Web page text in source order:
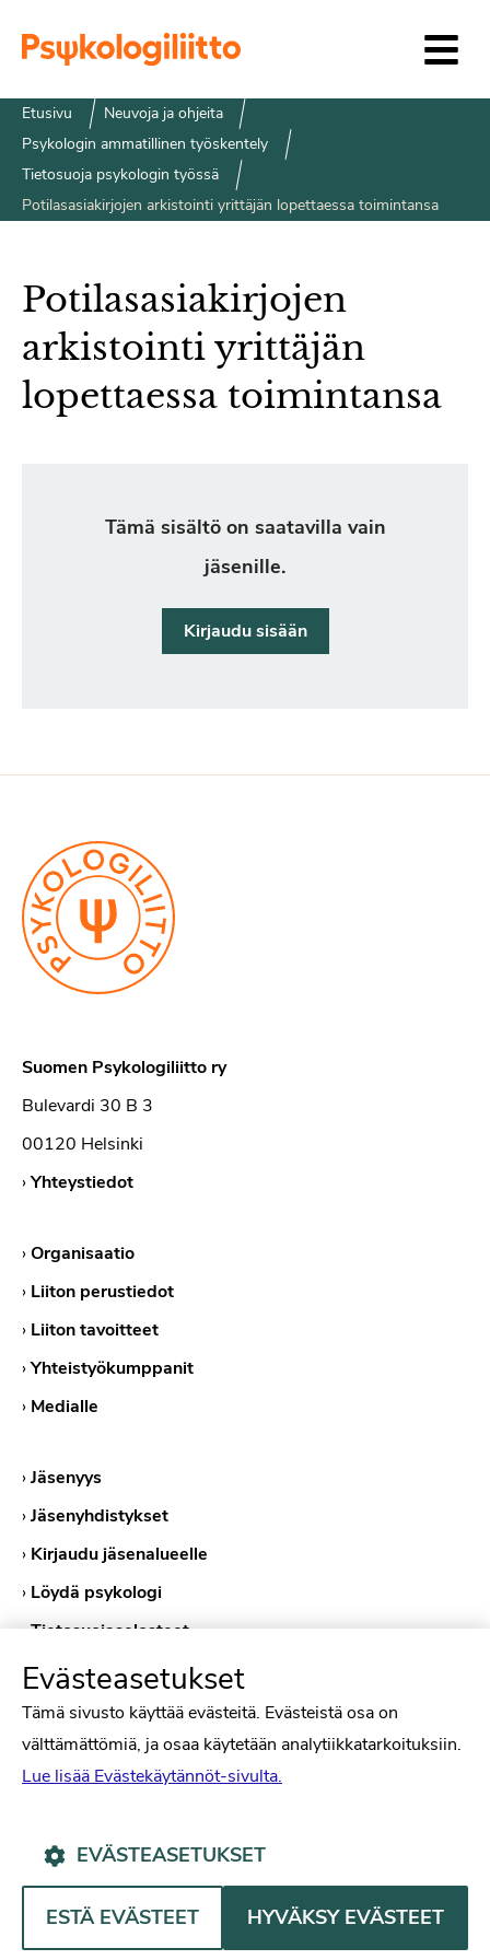
Etusivu
Neuvoja ja ohjeita
Psykologin ammatillinen työskentely
Tietosuoja psykologin työssä
Potilasasiakirjojen arkistointi yrittäjän lopettaessa toimintansa
Potilasasiakirjojen
arkistointi yrittäjän
lopettaessa toimintansa
Tämä sisältö on saatavilla vain
jäsenille.
Kirjaudu sisään
Suomen Psykologiliitto ry
Bulevardi 30 B 3
00120 Helsinki
›Yhteystiedot
›Organisaatio
› Liiton perustiedot
› Liiton tavoitteet
›Yhteistyökumppanit
› Medialle
›Jäsenyys
›Jäsenyhdistykset
› Kirjaudu jäsenalueelle
› Löydä psykologi
›Tietosuojaselosteet
›Evästekäytännöt
Psykologiliitto Facebookissa
Psykologiliitto Instagramissa
Psykologiliitto LinkedInissä
Psykologiliitto
Evästeasetukset
Tämä sivusto käyttää evästeitä. Evästeistä osa on
välttämättömiä, ja osaa käytetään analytiikkatarkoituksiin.
Lue lisää Evästekäytännöt-sivulta.
EVÄSTEASETUKSET
ESTÄ EVÄSTEET HYVÄKSY EVÄSTEET